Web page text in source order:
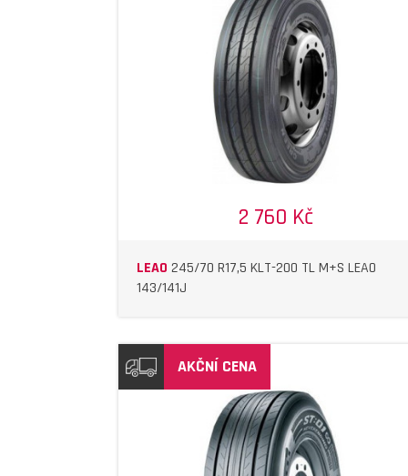
2 760 Kč
LEAO 245/70 R17,5 KLT-200 TL M+S LEAO
143/141J
DETAIL
AKČNÍ CENA